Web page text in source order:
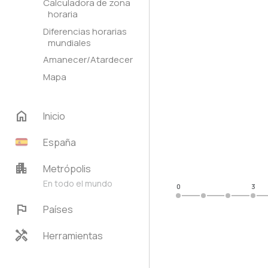
Calculadora de zona
horaria
Diferencias horarias
mundiales
Amanecer/Atardecer
Mapa
home
Inicio
España
apartment Metrópolis
En todo el mundo
flag Países
handyman Herramientas
0 3